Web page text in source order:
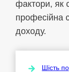
фактори, як
професійна
доходу.
Шість